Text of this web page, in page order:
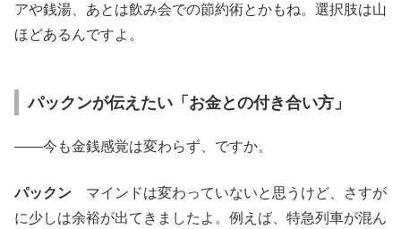
アや銭湯、あとは飲み会での節約術とかもね。選択肢は山
ほどあるんですよ。
パックンが伝えたい「お金との付き合い方」
——今も金銭感覚は変わらず、ですか。
パックン マインドは変わっていないと思うけど、さすが
に少しは余裕が出てきましたよ。例えば、特急列車が混ん